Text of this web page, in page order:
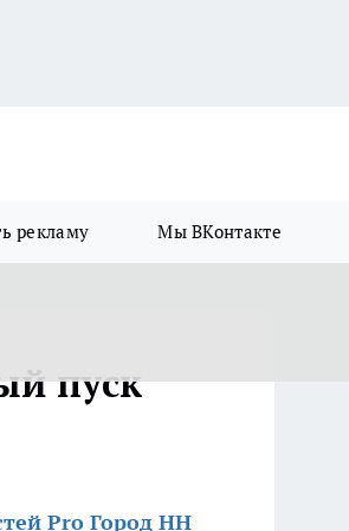
рекламу Мы ВКонтакте
пуск
Pro Город НН